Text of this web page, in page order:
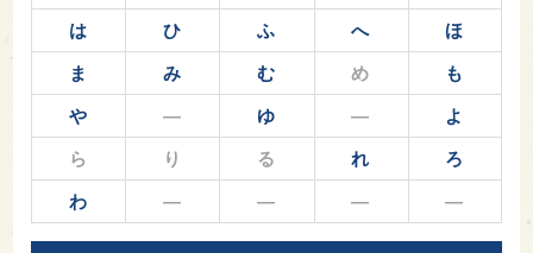
は ひ ふ へ ほ
ま み む め も
や ― ゆ ― よ
ら り る れ ろ
わ ― ― ― ―